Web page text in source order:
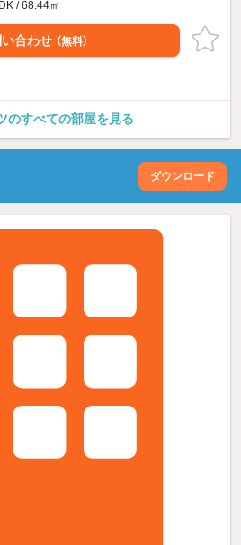
/ 68.44㎡
合わせ （無料）
のすべての部屋を見る
ダウンロード